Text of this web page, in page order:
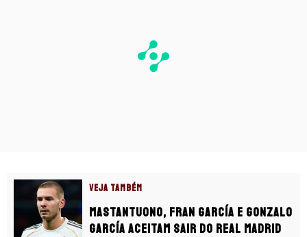
VEJA TAMBÉM
Mastantuono, Fran García e Gonzalo
García aceitam sair do Real Madrid